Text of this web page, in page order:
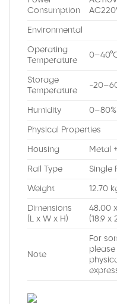
Consumption
Environmental
Operating
Temperature
Storage
Temperature
-
Humidity
Physical Properties
Housing Metal
Rail Type Single
Weight 12.70
Dimensions
(L x W x H)
48.00
(18.9 x
Note
For